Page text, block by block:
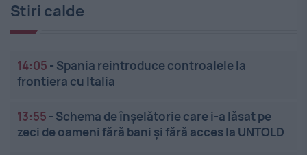
Stiri calde
14:05 - Spania reintroduce controalele la
frontiera cu Italia
13:55 - Schema de înșelătorie care i-a lăsat pe
zeci de oameni fără bani și fără acces la UNTOLD